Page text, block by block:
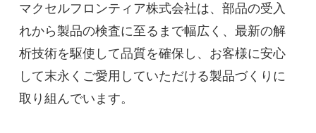
マクセルフロンティア株式会社は、部品の受入
れから製品の検査に至るまで幅広く、最新の解
析技術を駆使して品質を確保し、お客様に安心
して末永くご愛用していただける製品づくりに
取り組んでいます。